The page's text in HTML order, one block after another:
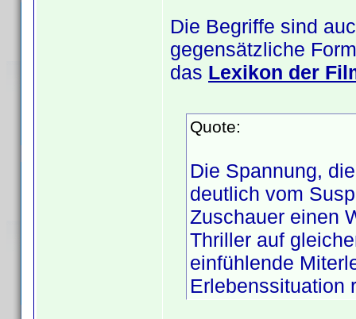
Die Begriffe sind
gegensätzliche
das Lexikon der
Quote:
Die Spannung,
deutlich vom
Zuschauer einen
Thriller auf
einfühlende
Erlebenssituation